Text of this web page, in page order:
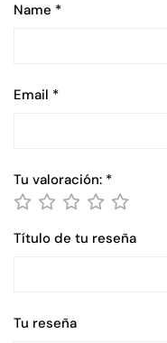
Name *
Email *
Tu valoración: *
Título de tu reseña
Tu reseña